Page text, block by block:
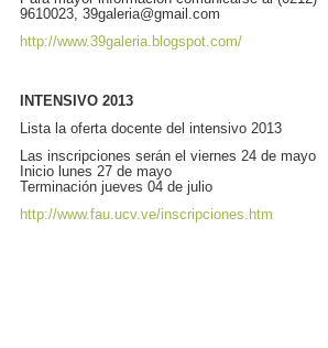
9610023, 39galeria@gmail.com
http://www.39galeria.blogspot.com/
INTENSIVO 2013
Lista la oferta docente del intensivo 2013
Las inscripciones serán el viernes 24 de mayo
Inicio lunes 27 de mayo
Terminación jueves 04 de julio
http://www.fau.ucv.ve/inscripciones.htm